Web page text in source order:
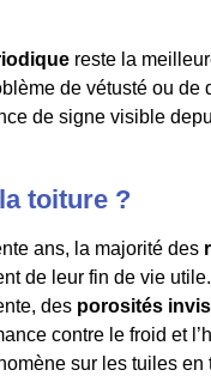
reste la
de vétusté ou de
de signe visible
toiture ?
ans, la majorité des
de leur fin de vie
des porosités
contre le froid et
sur les tuiles en